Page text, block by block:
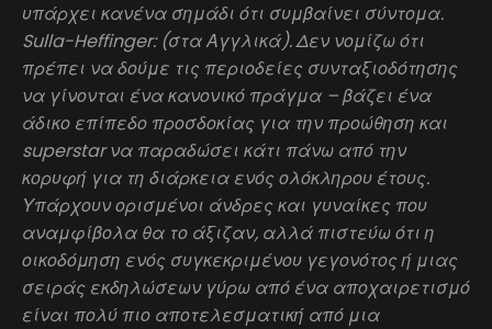
υπάρχει κανένα σημάδι ότι συμβαίνει σύντομα.
Sulla-Heffinger: (στα Αγγλικά). Δεν νομίζω ότι
πρέπει να δούμε τις περιοδείες συνταξιοδότησης
να γίνονται ένα κανονικό πράγμα – βάζει ένα
άδικο επίπεδο προσδοκίας για την προώθηση και
superstar να παραδώσει κάτι πάνω από την
κορυφή για τη διάρκεια ενός ολόκληρου έτους.
Υπάρχουν ορισμένοι άνδρες και γυναίκες που
αναμφίβολα θα το άξιζαν, αλλά πιστεύω ότι η
οικοδόμηση ενός συγκεκριμένου γεγονότος ή μιας
σειράς εκδηλώσεων γύρω από ένα αποχαιρετισμό
είναι πολύ πιο αποτελεσματική από μια